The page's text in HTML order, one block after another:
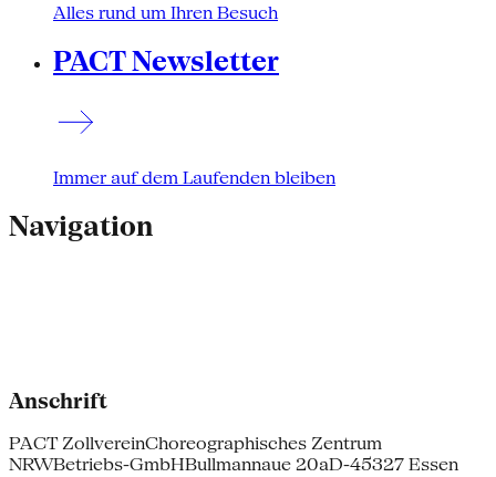
Alles rund um Ihren Besuch
PACT Newsletter
Immer auf dem Laufenden bleiben
Navigation
Anschrift
PACT ZollvereinChoreographisches Zentrum
NRWBetriebs-GmbHBullmannaue 20aD-45327 Essen